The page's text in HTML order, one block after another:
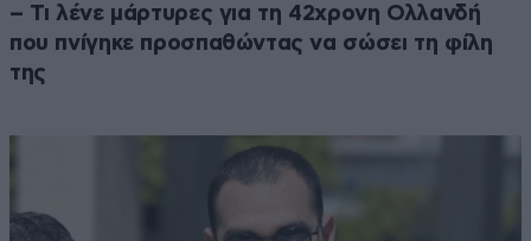
– Τι λένε μάρτυρες για τη 42χρονη Ολλανδή
που πνίγηκε προσπαθώντας να σώσει τη φίλη
της